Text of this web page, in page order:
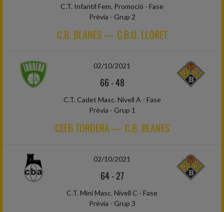
C.T. Infantil Fem. Promoció - Fase
Prèvia - Grup 2
C.B. BLANES — C.B.U. LLORET
02/10/2021
66-48
C.T. Cadet Masc. Nivell A - Fase
Prèvia - Grup 1
CEEB TORDERA — C.B. BLANES
02/10/2021
64-27
C.T. Mini Masc. Nivell C - Fase
Prèvia - Grup 3